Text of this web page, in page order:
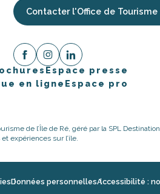
Contacter l'Office de Tourisme
Espace presse
en ligne Espace pro
de l’Île de Ré, géré par la SPL
expériences sur l’île.
Données personnellesAccessibilité :